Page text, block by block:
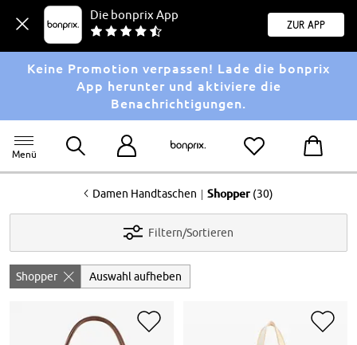
Die bonprix App
Zur App
Keine Promotion verpassen! Lade die bonprix
App herunter und aktiviere die
Benachrichtigungen.
Menü
<Damen Handtaschen | Shopper (30)
Filtern/Sortieren
Shopper Auswahl aufheben